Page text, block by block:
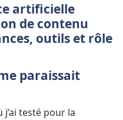
artificielle
de contenu
outils et rôle
paraissait
testé pour la